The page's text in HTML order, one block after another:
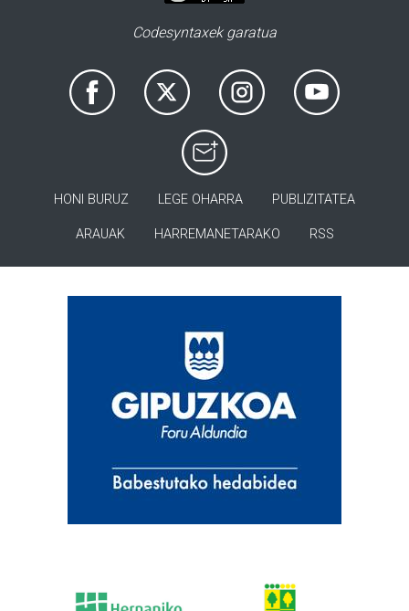
Codesyntaxek garatua
HONI BURUZ LEGE OHARRA PUBLIZITATEA
ARAUAK HARREMANETARAKO RSS